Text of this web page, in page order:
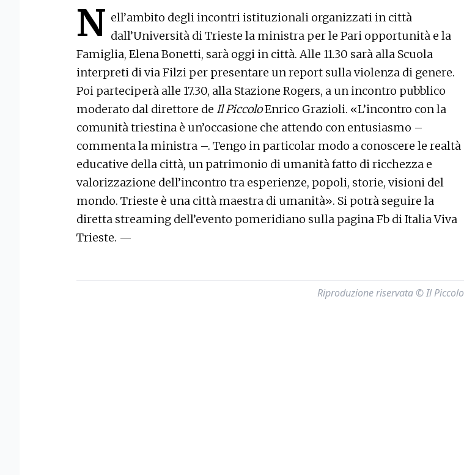
N ell’ambito degli incontri istituzionali organizzati in città
dall’Università di Trieste la ministra per le Pari opportunità e la
Famiglia, Elena Bonetti, sarà oggi in città. Alle 11.30 sarà alla Scuola
interpreti di via Filzi per presentare un report sulla violenza di genere.
Poi parteciperà alle 17.30, alla Stazione Rogers, a un incontro pubblico
moderato dal direttore de Il PiccoloEnrico Grazioli. «L’incontro con la
comunità triestina è un’occasione che attendo con entusiasmo –
commenta la ministra –. Tengo in particolar modo a conoscere le realtà
educative della città, un patrimonio di umanità fatto di ricchezza e
valorizzazione dell’incontro tra esperienze, popoli, storie, visioni del
mondo. Trieste è una città maestra di umanità». Si potrà seguire la
diretta streaming dell’evento pomeridiano sulla pagina Fb di Italia Viva
Trieste. —
Riproduzione riservata © Il Piccolo